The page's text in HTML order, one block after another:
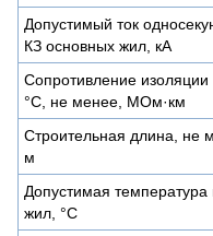
Допустимый ток
КЗ основных жил, кА
Сопротивление
°С, не менее, МОм·км
Строительная длина, не
м
Допустимая температура
жил, °C